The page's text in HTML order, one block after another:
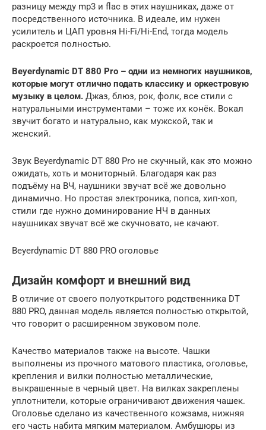
разницу между mp3 и flac в этих наушниках, даже от
посредственного источника. В идеале, им нужен
усилитель и ЦАП уровня Hi-Fi/Hi-End, тогда модель
раскроется полностью.
Beyerdynamic DT 880 Pro – одни из немногих наушников,
которые могут отлично подать классику и оркестровую
музыку в целом. Джаз, блюз, рок, фолк, все стили с
натуральными инструментами – тоже их конёк. Вокал
звучит богато и натурально, как мужской, так и
женский.
Звук Beyerdynamic DT 880 Pro не скучный, как это можно
ожидать, хоть и мониторный. Благодаря как раз
подъёму на ВЧ, наушники звучат всё же довольно
динамично. Но простая электроника, попса, хип-хоп,
стили где нужно доминирование НЧ в данных
наушниках звучат всё же скучновато, не качают.
Beyerdynamic DT 880 PRO оголовье
Дизайн комфорт и внешний вид
В отличие от своего полуоткрытого родственника DT
880 PRO, данная модель является полностью открытой,
что говорит о расширенном звуковом поле.
Качество материалов также на высоте. Чашки
выполнены из прочного матового пластика, оголовье,
крепления и вилки полностью металлические,
выкрашенные в черный цвет. На вилках закреплены
уплотнители, которые ограничивают движения чашек.
Оголовье сделано из качественного кожзама, нижняя
его часть набита мягким материалом. Амбушюры из